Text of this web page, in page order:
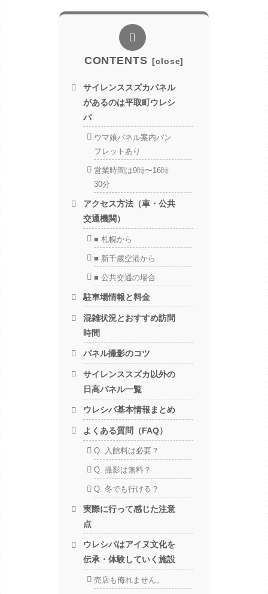
CONTENTS
サイレンススズカパネル
があるのは平取町ウレシ
パ
ウマ娘パネル案内パン
フレットあり
営業時間は9時〜16時
30分
アクセス方法（車・公共
交通機関）
■ 札幌から
■ 新千歳空港から
■ 公共交通の場合
駐車場情報と料金
混雑状況とおすすめ訪問
時間
パネル撮影のコツ
サイレンススズカ以外の
日高パネル一覧
ウレシパ基本情報まとめ
よくある質問（FAQ）
Q. 入館料は必要？
Q. 撮影は無料？
Q. 冬でも行ける？
実際に行って感じた注意
点
ウレシパはアイヌ文化を
伝承・体験していく施設
売店も侮れません。